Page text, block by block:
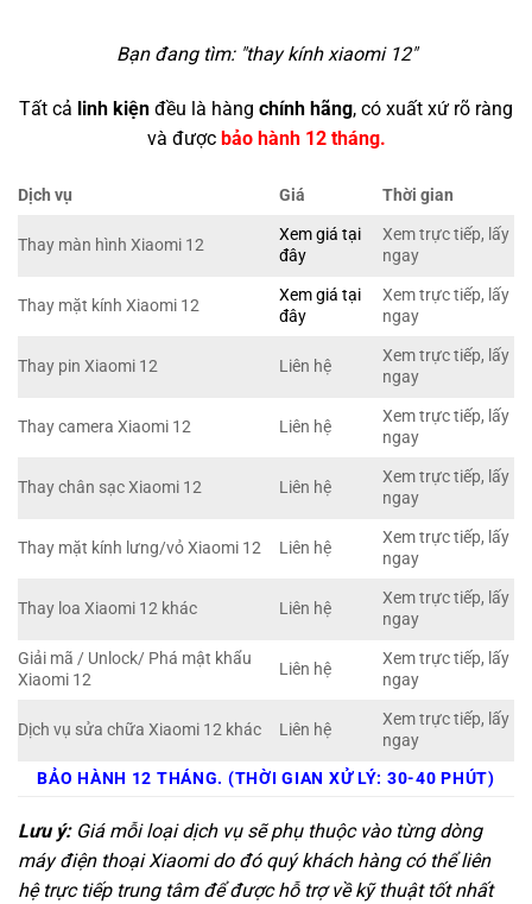
Bạn đang tìm: "thay kính xiaomi 12"
Tất cả linh kiện đều là hàng chính hãng, có xuất xứ rõ ràng
và được bảo hành 12 tháng.
Dịch vụ Giá Thời gian
Thay màn hình Xiaomi 12
Xem giá tại
đây
Xem trực tiếp, lấy
ngay
Thay mặt kính Xiaomi 12
Xem giá tại
đây
Xem trực tiếp, lấy
ngay
Thay pin Xiaomi 12 Liên hệ
Xem trực tiếp, lấy
ngay
Thay camera Xiaomi 12 Liên hệ
Xem trực tiếp, lấy
ngay
Thay chân sạc Xiaomi 12 Liên hệ
Xem trực tiếp, lấy
ngay
Thay mặt kính lưng/vỏ Xiaomi 12 Liên hệ
Xem trực tiếp, lấy
ngay
Thay loa Xiaomi 12 khác Liên hệ
Xem trực tiếp, lấy
ngay
Giải mã / Unlock/ Phá mật khẩu
Xiaomi 12
Liên hệ
Xem trực tiếp, lấy
ngay
Dịch vụ sửa chữa Xiaomi 12 khác Liên hệ
Xem trực tiếp, lấy
ngay
BẢO HÀNH 12 THÁNG. (THỜI GIAN XỬ LÝ: 30-40 PHÚT)
Lưu ý:Giá mỗi loại dịch vụ sẽ phụ thuộc vào từng dòng
máy điện thoại Xiaomi do đó quý khách hàng có thể liên
hệ trực tiếp trung tâm để được hỗ trợ về kỹ thuật tốt nhất